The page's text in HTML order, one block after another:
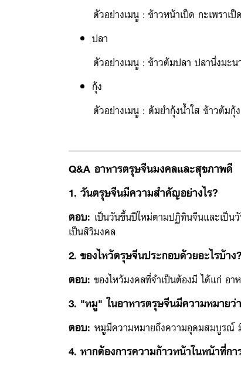
ตัวอย่างเมนู : ข้าวหน้าเป็ด กะเพราเป็ด
ปลา
ตัวอย่างเมนู : ข้าวต้มปลา ปลานึ่งมะนา
กุ้ง
ตัวอย่างเมนู : ต้มยำกุ้งน้ำใส ข้าวต้มกุ้ง
Q&A อาหารตรุษจีนมงคลและสุขภาพดี
1. วันตรุษจีนมีความสำคัญอย่างไร?
ตอบ: เป็นวันขึ้นปีใหม่ตามปฏิทินจีนและเป็น
เป็นสิริมงคล
2. ของไหว้ตรุษจีนประกอบด้วยอะไรบ้าง?
ตอบ: ของไหว้มงคลที่จำเป็นต้องมี ได้แก่ อา
3. "หมู" ในอาหารตรุษจีนมีความหมายว่
ตอบ: หมูมีความหมายถึงความอุดมสมบูรณ์
4. หากต้องการความก้าวหน้าในหน้าที่กา